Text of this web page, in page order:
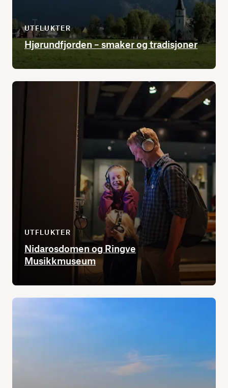
UTFLUKTER
Hjørundfjorden – smaker og tradisjoner
UTFLUKTER
Nidarosdomen og Ringve
Musikkmuseum